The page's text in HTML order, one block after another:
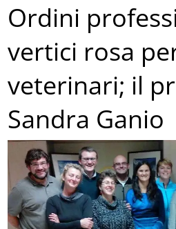
Ordini
vertici rosa
veterinari; il
Sandra Ganio